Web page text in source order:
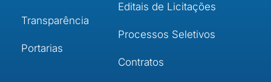
Transparência
Portarias
Editais de Licitações
Processos Seletivos
Contratos